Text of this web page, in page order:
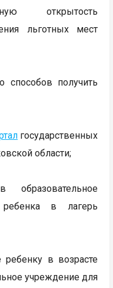
открытость
льготных мест
способов получить
государственных
области;
в лагерь
в возрасте
учреждение для